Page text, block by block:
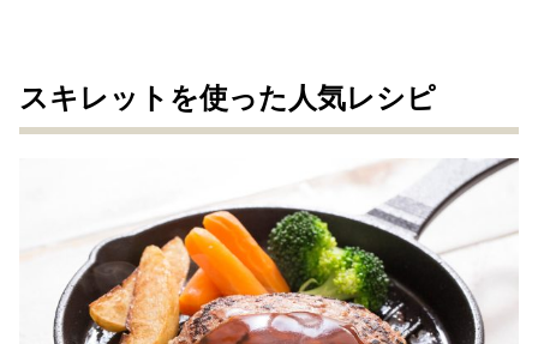
スキレットを使った人気レシピ